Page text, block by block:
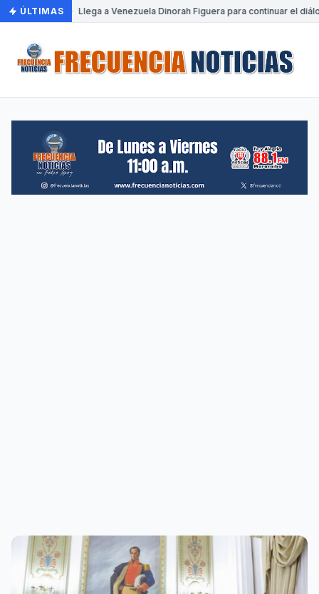
ÚLTIMAS Llega a Venezuela Dinorah Figuera para continuar el